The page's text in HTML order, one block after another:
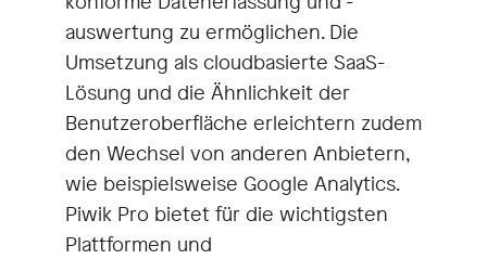
auswertung zu ermöglichen. Die
Umsetzung als cloudbasierte SaaS-
Lösung und die Ähnlichkeit der
Benutzeroberfläche erleichtern zudem
den Wechsel von anderen Anbietern,
wie beispielsweise Google Analytics.
Piwik Pro bietet für die wichtigsten
Plattformen und